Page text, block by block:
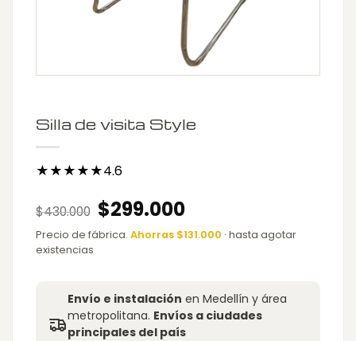
Silla de visita Style
★★★★★4.6
$430.000 Original
price
was:
$430.000.
$299.000Current
price
is:
$299.000.
Precio de fábrica. Ahorras $131.000 · hasta agotar
existencias
Envío e instalación en Medellín y área
metropolitana. Envíos a ciudades
principales del país